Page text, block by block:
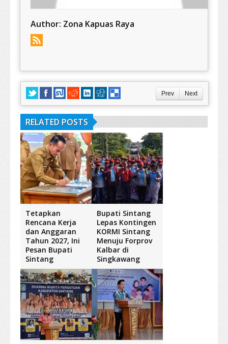
Author: Zona Kapuas Raya
Prev Next
RELATED POSTS
Tetapkan
Rencana Kerja
dan Anggaran
Tahun 2027, Ini
Pesan Bupati
Sintang
Bupati Sintang
Lepas Kontingen
KORMI Sintang
Menuju Forprov
Kalbar di
Singkawang